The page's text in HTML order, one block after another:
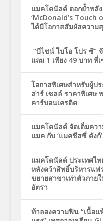
แมคโดนัลด์ ตอกย้ำพลั
‘McDonald’s Touch
ได้มีโอกาสสัมผัสความ
“บีไชน์ ไบโอ โปร ซี”
แถม 1 เพียง 49 บาท ที่
โอกาสพิเศษสำหรับผู้ป
ล่าร์ เซลล์ ราคาพิเศษ
คาร์บอนเครดิต
แมคโดนัลด์ จัดเต็มคว
แมค กับ ‘แมคชีสซี่ ดังก์
แมคโดนัลด์ ประเทศไ
หลังคว้าสิทธิ์บริหารแฟ
ขยายสาขาเท่าตัวภาย
อัตรา
ท้าลองความฟิน “เนื้อ